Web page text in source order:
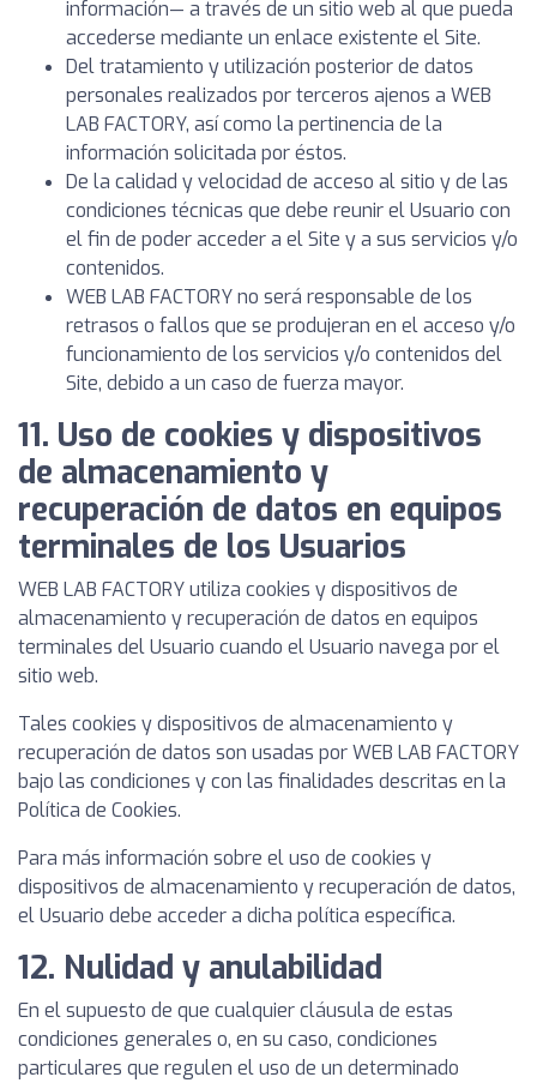
información— a través de un sitio web al que pueda
accederse mediante un enlace existente el Site.
Del tratamiento y utilización posterior de datos
personales realizados por terceros ajenos a WEB
LAB FACTORY, así como la pertinencia de la
información solicitada por éstos.
De la calidad y velocidad de acceso al sitio y de las
condiciones técnicas que debe reunir el Usuario con
el fin de poder acceder a el Site y a sus servicios y/o
contenidos.
WEB LAB FACTORY no será responsable de los
retrasos o fallos que se produjeran en el acceso y/o
funcionamiento de los servicios y/o contenidos del
Site, debido a un caso de fuerza mayor.
11. Uso de cookies y dispositivos
de almacenamiento y
recuperación de datos en equipos
terminales de los Usuarios
WEB LAB FACTORY utiliza cookies y dispositivos de
almacenamiento y recuperación de datos en equipos
terminales del Usuario cuando el Usuario navega por el
sitio web.
Tales cookies y dispositivos de almacenamiento y
recuperación de datos son usadas por WEB LAB FACTORY
bajo las condiciones y con las finalidades descritas en la
Política de Cookies.
Para más información sobre el uso de cookies y
dispositivos de almacenamiento y recuperación de datos,
el Usuario debe acceder a dicha política específica.
12. Nulidad y anulabilidad
En el supuesto de que cualquier cláusula de estas
condiciones generales o, en su caso, condiciones
particulares que regulen el uso de un determinado